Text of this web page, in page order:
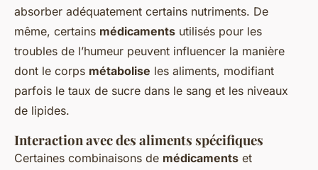
absorber adéquatement certains nutriments. De
même, certains médicaments utilisés pour les
troubles de l’humeur peuvent influencer la manière
dont le corps métabolise les aliments, modifiant
parfois le taux de sucre dans le sang et les niveaux
de lipides.
Interaction avec des aliments spécifiques
Certaines combinaisons de médicaments et